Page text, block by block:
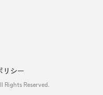
リシー
Rights Reserved.